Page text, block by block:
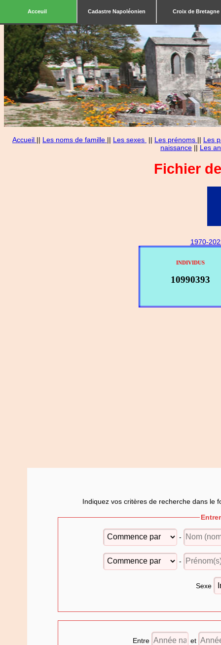
Acceuil Cadastre Napoléonien Croix de Bretagne
Accueil || Les noms de famille || Les sexes || Les prénoms || Les
naissance || Les
Fichier
1970-
INDIVIDUS
10990393
Indiquez vos critères de recherche dans le
-
-
Sexe
Entre et